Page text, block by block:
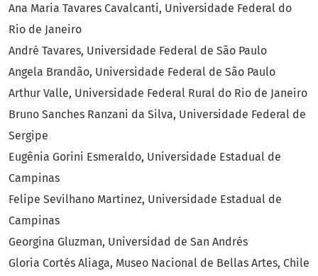
Ana Maria Tavares Cavalcanti, Universidade Federal do
Rio de Janeiro
André Tavares, Universidade Federal de São Paulo
Angela Brandão, Universidade Federal de São Paulo
Arthur Valle, Universidade Federal Rural do Rio de Janeiro
Bruno Sanches Ranzani da Silva, Universidade Federal de
Sergipe
Eugênia Gorini Esmeraldo, Universidade Estadual de
Campinas
Felipe Sevilhano Martinez, Universidade Estadual de
Campinas
Georgina Gluzman, Universidad de San Andrés
Gloria Cortés Aliaga, Museo Nacional de Bellas Artes, Chile